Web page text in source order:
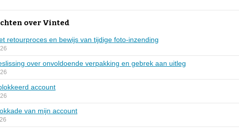
over Vinted
retourproces en bewijs van tijdige foto-inzending
over onvoldoende verpakking en gebrek aan uitleg
account
van mijn account